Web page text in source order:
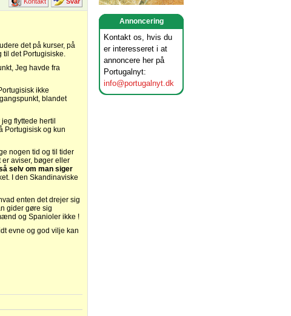
Annoncering
Kontakt os, hvis du
er interesseret i at
annoncere her på
Portugalnyt:
info@portugalnyt.dk
det på kurser, på
til det Portugisiske.
Jeg havde fra
ikke
blandet
flyttede hertil
Portugisisk og kun
nogen tid og til tider
aviser, bøger eller
selv om man siger
I den Skandinaviske
enten det drejer sig
gider gøre sig
og Spanioler ikke !
evne og god vilje kan